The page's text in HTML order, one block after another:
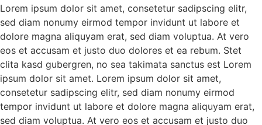
Lorem ipsum dolor sit amet, consetetur sadipscing elitr,
sed diam nonumy eirmod tempor invidunt ut labore et
dolore magna aliquyam erat, sed diam voluptua. At vero
eos et accusam et justo duo dolores et ea rebum. Stet
clita kasd gubergren, no sea takimata sanctus est Lorem
ipsum dolor sit amet. Lorem ipsum dolor sit amet,
consetetur sadipscing elitr, sed diam nonumy eirmod
tempor invidunt ut labore et dolore magna aliquyam erat,
sed diam voluptua. At vero eos et accusam et justo duo